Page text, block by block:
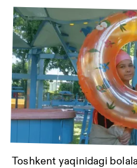
Toshkent yaqinidagi